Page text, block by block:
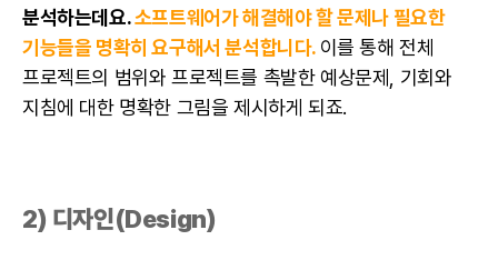
분석하는데요.소프트웨어가 해결해야 할 문제나 필요한
기능들을 명확히 요구해서 분석합니다. 이를 통해 전체
프로젝트의 범위와 프로젝트를 촉발한 예상문제, 기회와
지침에 대한 명확한 그림을 제시하게 되죠.
2) 디자인(Design)